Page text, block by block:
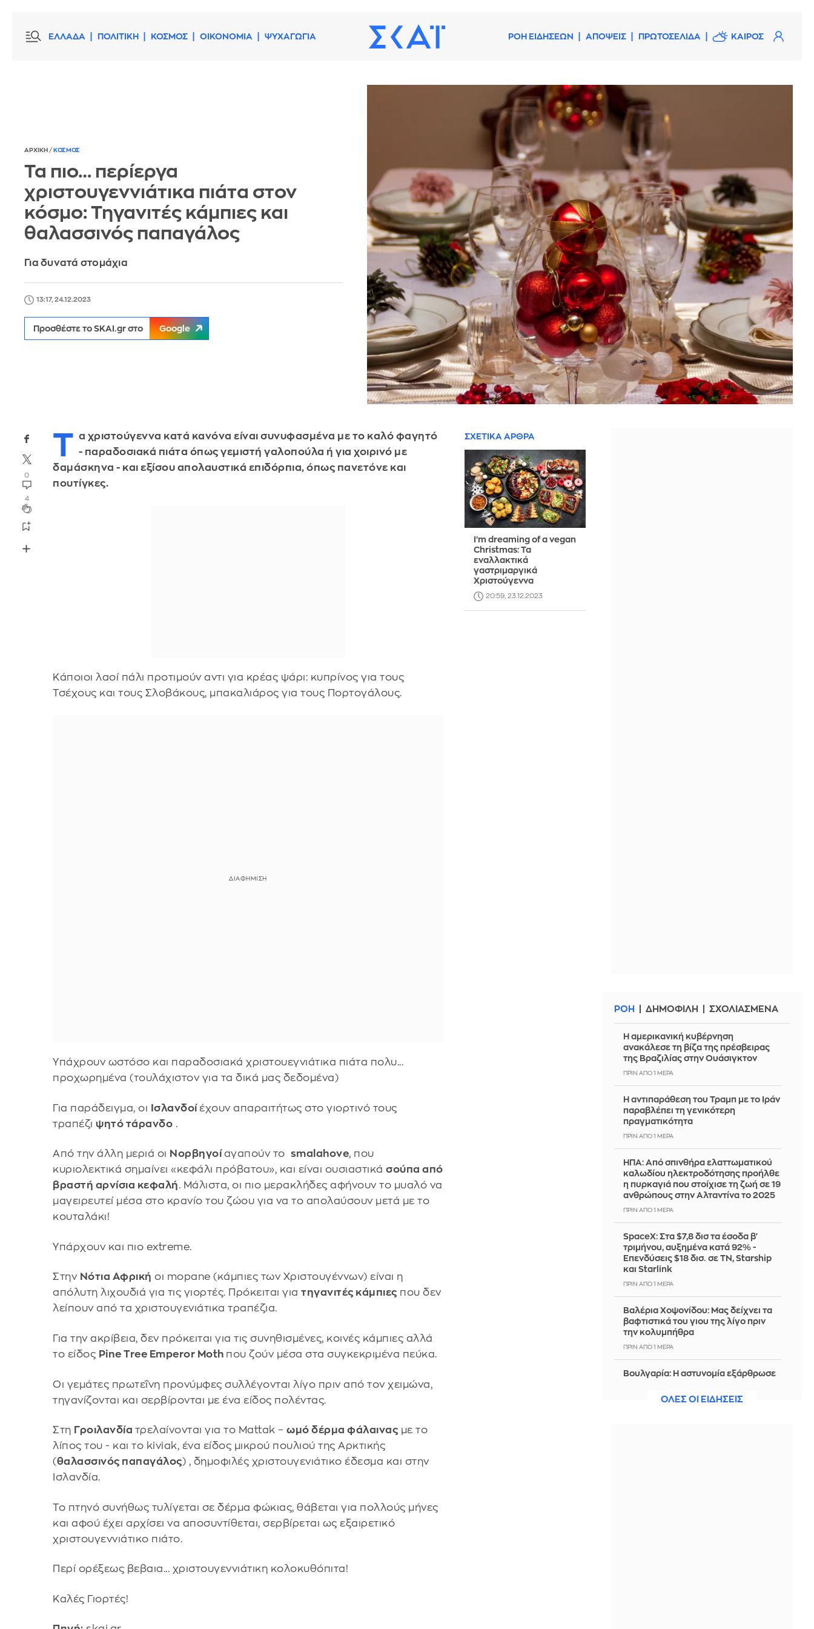
ΕΛΛΑΔΑ ΠΟΛΙΤΙΚΗ ΚΟΣΜΟΣ ΟΙΚΟΝΟΜΙΑ ΨΥΧΑΓΩΓΙΑ ΡΟΗ ΕΙΔΗΣΕΩΝ ΑΠΟΨΕΙΣ ΠΡΩΤΟΣΕΛΙΔΑ ΚΑΙΡΟΣ
ΑΡΧΙΚΗ / ΚΟΣΜΟΣ
Τα πιο… περίεργα
χριστουγεννιάτικα πιάτα στον
κόσμο: Τηγανιτές κάμπιες και
θαλασσινός παπαγάλος
Για δυνατά στομάχια
13:17, 24.12.2023
Προσθέστε το SKAI.gr στο Google
0
4
Τ α χριστούγεννα κατά κανόνα είναι συνυφασμένα με το καλό φαγητό
- παραδοσιακά πιάτα όπως γεμιστή γαλοπούλα ή για χοιρινό με
δαμάσκηνα - και εξίσου απολαυστικά επιδόρπια, όπως πανετόνε και
πουτίγκες.
Κάποιοι λαοί πάλι προτιμούν αντι για κρέας ψάρι: κυπρίνος για τους
Τσέχους και τους Σλοβάκους, μπακαλιάρος για τους Πορτογάλους.
Υπάχρουν ωστόσο και παραδοσιακά χριστουεγνιάτικα πιάτα πολυ...
προχωρημένα (τουλάχιστον για τα δικά μας δεδομένα)
Για παράδειγμα, οι Ισλανδοίέχουν απαραιτήτως στο γιορτινό τους
τραπέζιψητό τάρανδο .
Από την άλλη μεριά οι Νορβηγοίαγαπούν το smalahove, που
κυριολεκτικά σημαίνει «κεφάλι πρόβατου», και είναι ουσιαστικάσούπα από
βραστή αρνίσια κεφαλή. Μάλιστα, οι πιο μερακλήδες αφήνουν το μυαλό να
μαγειρευτεί μέσα στο κρανίο του ζώου για να το απολαύσουν μετά με το
κουταλάκι!
Υπάρχουν και πιο extreme.
Στην Νότια Αφρική οι mopane (κάμπιες των Χριστουγέννων) είναι η
απόλυτη λιχουδιά για τις γιορτές. Πρόκειται γιατηγανιτές κάμπιες που δεν
λείπουν από τα χριστουγενιάτικα τραπέζια.
Για την ακρίβεια, δεν πρόκειται για τις συνηθισμένες, κοινές κάμπιες αλλά
το είδος Pine Tree Emperor Moth που ζούν μέσα στα συγκεκριμένα πεύκα.
Οι γεμάτες πρωτεΐνη προνύμφες συλλέγονται λίγο πριν από τον χειμώνα,
τηγανίζονται και σερβίρονται με ένα είδος πολέντας.
Στη Γροιλανδία τρελαίνονται για το Mattak –ωμό δέρμα φάλαινας με το
λίπος του - και το kiviak, ένα είδος μικρού πουλιού της Αρκτικής
(θαλασσινός παπαγάλος) , δημοφιλές χριστουγενιάτικο έδεσμα και στην
Ισλανδία.
Το πτηνό συνήθως τυλίγεται σε δέρμα φώκιας, θάβεται για πολλούς μήνες
και αφού έχει αρχίσει να αποσυντίθεται, σερβίρεται ως εξαιρετικό
χριστουγεννιάτικο πιάτο.
Περί ορέξεως βεβαια... χριστουγεννιάτικη κολοκυθόπιτα!
Καλές Γιορτές!
ΣΧΕΤΙΚΑ ΑΡΘΡΑ
I’m dreaming of a vegan
Christmas: Τα
εναλλακτικά
γαστριμαργικά
Χριστούγεννα
20:59, 23.12.2023
ΡΟΗ ΔΗΜΟΦΙΛΗ ΣΧΟΛΙΑΣΜΕΝΑ
Η αμερικανική κυβέρνηση
ανακάλεσε τη βίζα της πρέσβειρας
της Βραζιλίας στην Ουάσιγκτον
ΠΡΙΝ ΑΠΌ 1 ΜΈΡΑ
Η αντιπαράθεση του Τραμπ με το Ιράν
παραβλέπει τη γενικότερη
πραγματικότητα
ΠΡΙΝ ΑΠΌ 1 ΜΈΡΑ
ΗΠΑ: Από σπινθήρα ελαττωματικού
καλωδίου ηλεκτροδότησης προήλθε
η πυρκαγιά που στοίχισε τη ζωή σε 19
ανθρώπους στην Αλταντίνα το 2025
ΠΡΙΝ ΑΠΌ 1 ΜΈΡΑ
SpaceX: Στα $7,8 δισ τα έσοδα β'
τριμήνου, αυξημένα κατά 92% -
Επενδύσεις $18 δισ. σε ΤΝ, Starship
και Starlink
ΠΡΙΝ ΑΠΌ 1 ΜΈΡΑ
Βαλέρια Χοψονίδου: Μας δείχνει τα
βαφτιστικά του γιου της λίγο πριν
την κολυμπήθρα
ΠΡΙΝ ΑΠΌ 1 ΜΈΡΑ
Βουλγαρία: Η αστυνομία εξάρθρωσε
προμήθευε όλη τη χώρα
ΟΛΕΣ ΟΙ ΕΙΔΗΣΕΙΣ